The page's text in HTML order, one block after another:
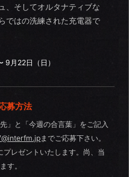
、そしてオルタナティブな
ではの洗練された充電器で
9月22日（日）
募方法
」と「今週の合言葉」をご記入
までご応募下さい。
プレゼントいたします。尚、当
す。